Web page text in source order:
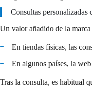
Consultas personalizadas
Un valor añadido de la
En tiendas físicas, las
En algunos países, la
Tras la consulta, es habitual